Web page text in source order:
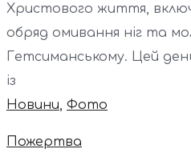
Христового життя,
обряд омивання ніг та
Гетсиманському. Цей
із
Новини, Фото
Пожертва